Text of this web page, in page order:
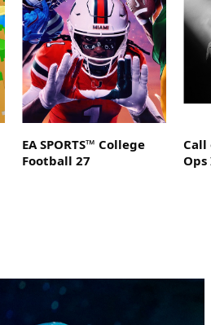
EA SPORTS™ College
Football 27